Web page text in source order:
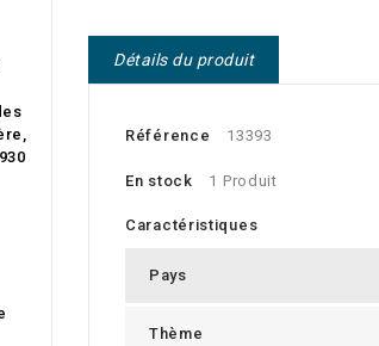
Détails du produit
Référence 13393
En stock 1 Produit
Caractéristiques
Pays
Thème